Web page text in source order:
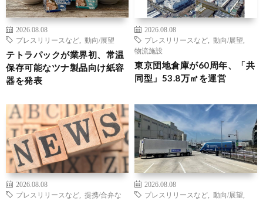
2026.08.08
プレスリリースなど
動向/展望
テトラパックが業界初、常温
保存可能なツナ製品向け紙容
器を発表
2026.08.08
プレスリリースなど
動向/展望
物流施設
東京団地倉庫が60周年、「共
同型」53.8万㎡を運営
2026.08.08
プレスリリースなど
提携/合弁な
2026.08.08
プレスリリースなど
動向/展望